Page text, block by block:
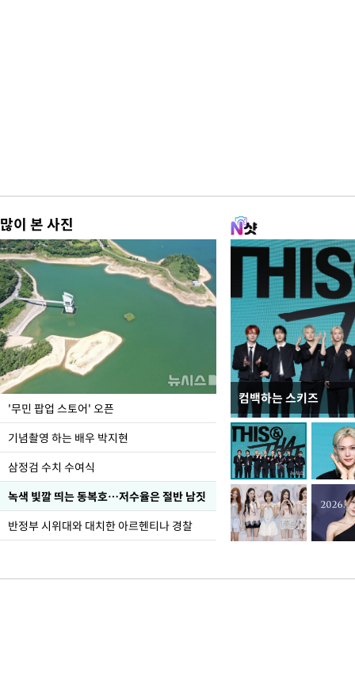
많이 본 사진
'무민 팝업 스토어' 오픈
기념촬영 하는 배우 박지현
삼정검 수치 수여식
녹색 빛깔 띄는 동복호…저수율은 절반 남짓
반정부 시위대와 대치한 아르헨티나 경찰
컴백하는 스키즈
이 대통령, 국가폭력
가 책임지고 치유"